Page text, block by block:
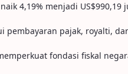
4,19% menjadi US$990,19
pajak, royalti,
fondasi fiskal